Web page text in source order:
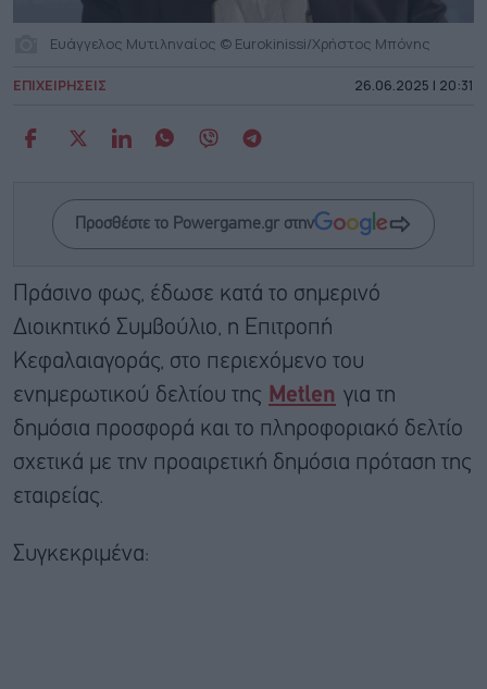
Ευάγγελος Μυτιληναίος © Eurokinissi/Χρήστος Μπόνης
ΕΠΙΧΕΙΡΗΣΕΙΣ 26.06.2025 | 20:31
Προσθέστε το Powergame.gr στην
Πράσινο φως, έδωσε κατά το σημερινό
Διοικητικό Συμβούλιο, η Επιτροπή
Κεφαλαιαγοράς, στο περιεχόμενο του
ενημερωτικού δελτίου της Metlen για τη
δημόσια προσφορά και το πληροφοριακό δελτίο
σχετικά με την προαιρετική δημόσια πρόταση της
εταιρείας.
Συγκεκριμένα: